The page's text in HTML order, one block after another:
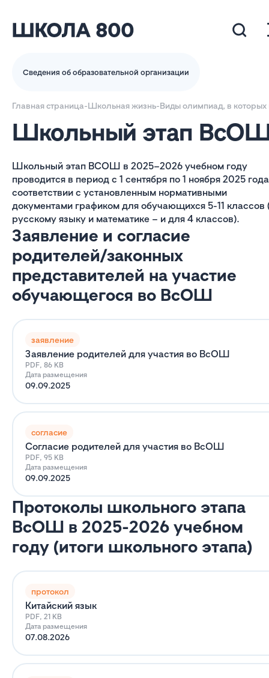
Сведения об образовательной организации
Главная страница-Школьная жизнь-Виды олимпиад, в
Школьный этап
Школьный этап ВСОШ в 2025–2026 учебном году
проводится в период с 1 сентября по 1 ноября 2025
соответствии с установленным нормативными
документами графиком для обучающихся 5-11 классов
русскому языку и математике – и для 4 классов).
Заявление и согласие
родителей/законных
представителей на участие
обучающегося во ВсОШ
заявление
Заявление родителей для участия во ВсОШ
PDF, 86 KB
Дата размещения
09.09.2025
согласие
Согласие родителей для участия во ВсОШ
PDF, 95 KB
Дата размещения
09.09.2025
Протоколы школьного этапа
ВсОШ в 2025-2026 учебном
году (итоги школьного этапа)
протокол
Китайский язык
PDF, 21 KB
Дата размещения
07.08.2026